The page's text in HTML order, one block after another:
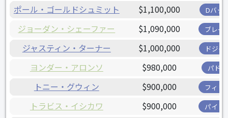
ポール・ゴールドシュミット $1,100,000 Dバッ
ジョーダン・シェーファー $1,090,000 ブレー
ジャスティン・ターナー $1,000,000 ドジャ
ヨンダー・アロンソ $980,000 パド
トニー・グウィン $900,000 フィリ
トラビス・イシカワ $900,000 パイレ